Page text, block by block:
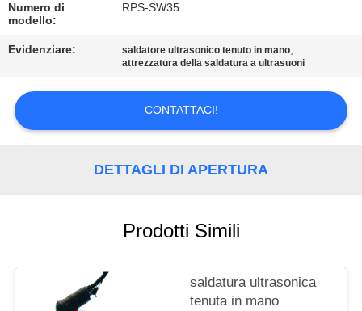
NOTIZIE
MAPPA
SULLA
PRIVACY
Numero di
modello:
RPS-SW35
Evidenziare: saldatore ultrasonico tenuto in mano,
attrezzatura della saldatura a ultrasuoni
CONTATTACI!
DETTAGLI DI APERTURA
Prodotti Simili
saldatura ultrasonica
tenuta in mano